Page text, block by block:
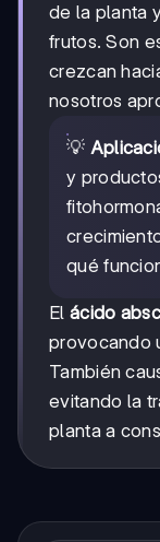
de la planta
frutos. Son
crezcan
nosotros
💡
y
qué
El ácido
provocando
También
evitando la
planta a